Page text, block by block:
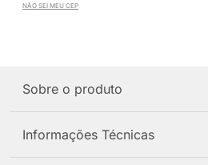
NÃO SEI MEU CEP
Sobre o produto
Informações Técnicas